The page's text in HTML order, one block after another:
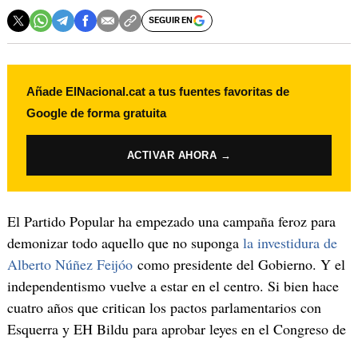
SEGUIR EN
Añade ElNacional.cat a tus fuentes favoritas de
Google de forma gratuita
ACTIVAR AHORA →
El Partido Popular ha empezado una campaña feroz para
demonizar todo aquello que no suponga la investidura de
Alberto Núñez Feijóocomo presidente del Gobierno. Y el
independentismo vuelve a estar en el centro. Si bien hace
cuatro años que critican los pactos parlamentarios con
Esquerra y EH Bildu para aprobar leyes en el Congreso de